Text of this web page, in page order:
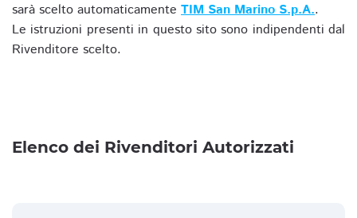
sarà scelto automaticamente TIM San Marino S.p.A..
Le istruzioni presenti in questo sito sono indipendenti dal
Rivenditore scelto.
Elenco dei Rivenditori Autorizzati